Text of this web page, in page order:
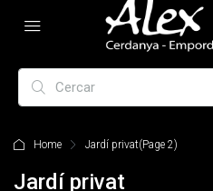
Home Jardí privat(Page 2)
Jardí privat